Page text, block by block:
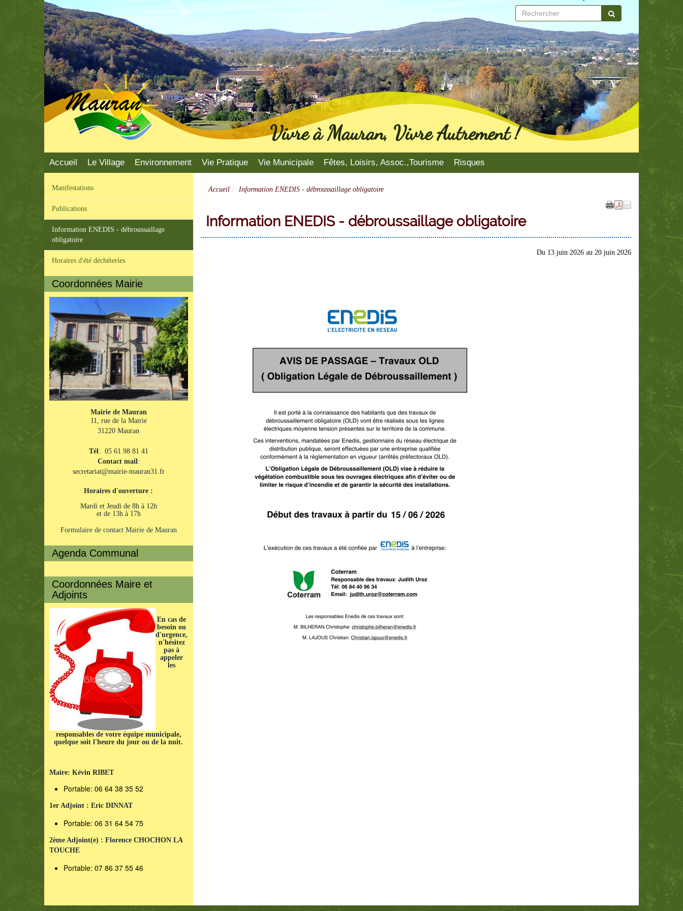
Mauran
Vivre à Mauran, Vivre Autrement !
Accueil Le Village Environnement Vie Pratique Vie Municipale Fêtes, Loisirs, Assoc.,Tourisme Risques
Accueil Information ENEDIS - débroussaillage obligatoire
Information ENEDIS - débroussaillage obligatoire
Du 13 juin 2026 au 20 juin 2026
Manifestations
Publications
Information ENEDIS - débroussaillage
obligatoire
Horaires d'été déchéteries
Coordonnées Mairie
Mairie de Mauran
11, rue de la Mairie
31220 Mauran
Tél: 05 61 98 81 41
Contact mail:
secretariat@mairie-mauran31.fr
Horaires d'ouverture :
Mardi et Jeudi de 8h à 12h
et de 13h à 17h
Formulaire de contact Mairie de Mauran
Agenda Communal
Coordonnées Maire et
Adjoints
En cas de
besoin ou
d'urgence,
n'hésitez
pas à
appeler
les
responsables de votre équipe municipale,
quelque soit l'heure du jour ou de la nuit.
Maire: Kévin RIBET
Portable: 06 64 38 35 52
1er Adjoint : Eric DINNAT
Portable: 06 31 64 54 75
2ème Adjoint(e) : Florence CHOCHON LA
TOUCHE
Portable: 07 86 37 55 46